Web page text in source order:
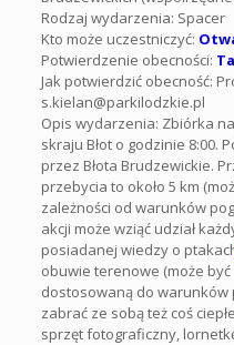
Rodzaj wydarzenia: Spacer
Kto może uczestniczyć:
Potwierdzenie obecności:
Jak potwierdzić obecność:
s.kielan@parkilodzkie.pl
Opis wydarzenia: Zbiórka
skraju Błot o godzinie 8:00.
przez Błota Brudzewickie.
przebycia to około 5 km
zależności od warunków
akcji może wziąć udział
posiadanej wiedzy o
obuwie terenowe (może
dostosowaną do warunków
zabrać ze sobą też coś
sprzęt fotograficzny,